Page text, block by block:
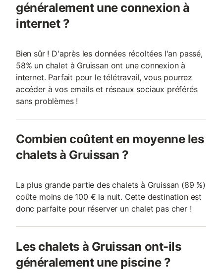
généralement une connexion à
internet ?
Bien sûr ! D'après les données récoltées l'an passé,
58% un chalet à Gruissan ont une connexion à
internet. Parfait pour le télétravail, vous pourrez
accéder à vos emails et réseaux sociaux préférés
sans problèmes !
Combien coûtent en moyenne les
chalets à Gruissan ?
La plus grande partie des chalets à Gruissan (89 %)
coûte moins de 100 € la nuit. Cette destination est
donc parfaite pour réserver un chalet pas cher !
Les chalets à Gruissan ont-ils
généralement une piscine ?